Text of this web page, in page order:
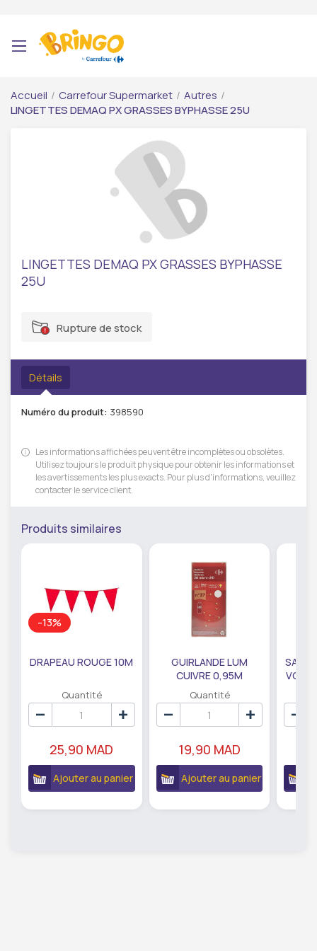
Accueil / Carrefour Supermarket / Autres /
LINGETTES DEMAQ PX GRASSES BYPHASSE 25U
LINGETTES DEMAQ PX GRASSES BYPHASSE
25U
Rupture de stock
Détails
Numéro du produit: 398590
Les informations affichées peuvent être incomplètes ou obsolètes.
Utilisez toujours le produit physique pour obtenir les informations et
les avertissements les plus exacts. Pour plus d'informations, veuillez
contacter le service client.
Produits similaires
-13%
DRAPEAU ROUGE 10M
Quantité
25,90 MAD
Ajouter au panier
GUIRLANDE LUM
CUIVRE 0,95M
DE79207
Quantité
19,90 MAD
Ajouter au panier